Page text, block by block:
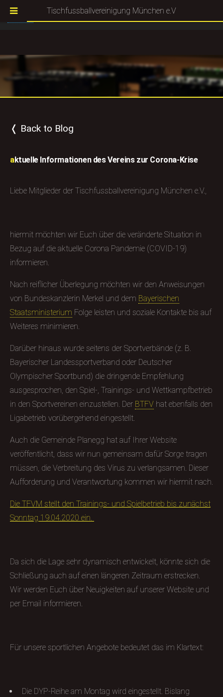
For a better user experience this website use cookies. More
❬ Back to Blog
aktuelle Informationen des Vereins zur Corona-Krise
Liebe Mitglieder der Tischfussballvereinigung München e.V.,
hiermit möchten wir Euch über die veränderte Situation in
Bezug auf die aktuelle Corona Pandemie (COVID-19)
informieren.
Nach reiflicher Überlegung möchten wir den Anweisungen
von Bundeskanzlerin Merkel und dem Bayerischen
Staatsministerium Folge leisten und soziale Kontakte bis auf
Weiteres minimieren.
Darüber hinaus wurde seitens der Sportverbände (z. B.
Bayerischer Landessportverband oder Deutscher
Olympischer Sportbund) die dringende Empfehlung
ausgesprochen, den Spiel-, Trainings- und Wettkampfbetrieb
in den Sportvereinen einzustellen. Der BTFV hat ebenfalls den
Ligabetrieb vorübergehend eingestellt.
Auch die Gemeinde Planegg hat auf Ihrer Website
veröffentlicht, dass wir nun gemeinsam dafür Sorge tragen
müssen, die Verbreitung des Virus zu verlangsamen. Dieser
Aufforderung und Verantwortung kommen wir hiermit nach.
Die TFVM stellt den Trainings- und Spielbetrieb bis zunächst
Sonntag 19.04.2020 ein.
Da sich die Lage sehr dynamisch entwickelt, könnte sich die
Schließung auch auf einen längeren Zeitraum erstrecken.
Wir werden Euch über Neuigkeiten auf unserer Website und
per Email informieren.
Für unsere sportlichen Angebote bedeutet das im Klartext:
Die DYP-Reihe am Montag wird eingestellt. Bislang
Tischfussballvereinigung München e.V